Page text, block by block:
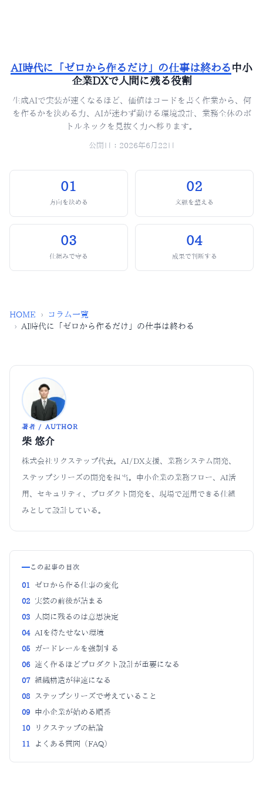
AI時代に「ゼロから作るだけ」の仕事は終わる 中小
企業DXで人間に残る役割
生成AIで実装が速くなるほど、価値はコードを書く作業から、何
を作るかを決める力、AIが迷わず動ける環境設計、業務全体のボ
トルネックを見抜く力へ移ります。
公開日：2026年6月22日
01
方向を決める
02
文脈を整える
03
仕組みで守る
04
成果で判断する
HOME ›
コラム一覧
›
AI時代に「ゼロから作るだけ」の仕事は終わる
著者 / AUTHOR
柴 悠介
株式会社リクステップ代表。AI/DX支援、業務システム開発、
ステップシリーズの開発を担当。中小企業の業務フロー、AI活
用、セキュリティ、プロダクト開発を、現場で運用できる仕組
みとして設計している。
この記事の目次
01 ゼロから作る仕事の変化
02 実装の前後が詰まる
03 人間に残るのは意思決定
04 AIを待たせない環境
05 ガードレールを強制する
06 速く作るほどプロダクト設計が重要になる
07 組織構造が律速になる
08 ステップシリーズで考えていること
09 中小企業が始める順番
10 リクステップの結論
11 よくある質問（FAQ）